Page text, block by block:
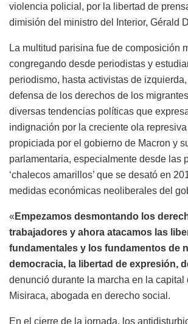
violencia policial, por la libertad de
dimisión del ministro del Interior, Gérald
La multitud parisina fue de composición
congregando desde periodistas y
periodismo, hasta activistas de
defensa de los derechos de los
diversas tendencias políticas que
indignación por la creciente ola represiva
propiciada por el gobierno de Macron y
parlamentaria, especialmente desde las
‘chalecos amarillos’ que se desató en
medidas económicas neoliberales del
« Empezamos desmontando los
trabajadores y ahora atacamos las
fundamentales y los fundamentos de
democracia, la libertad de expresión,
denunció durante la marcha en la capital
Misiraca, abogada en derecho social.
En el cierre de la jornada, los